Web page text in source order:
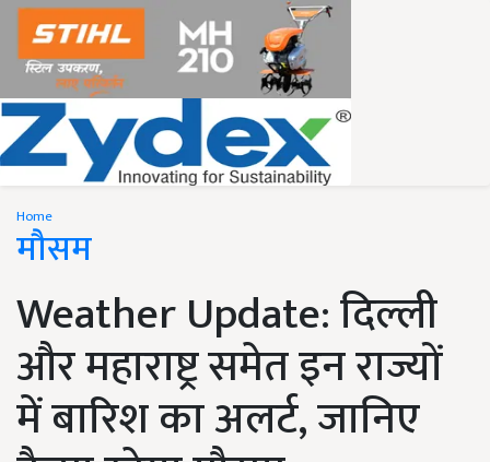
Home
मौसम
Weather Update: दिल्ली
और महाराष्ट्र समेत इन राज्यों
में बारिश का अलर्ट, जानिए